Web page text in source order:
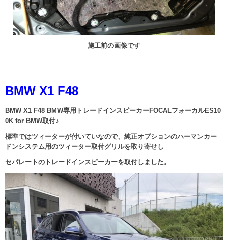
施工前の画像です
BMW X1 F48
BMW X1 F48 BMW専用トレードインスピーカーFOCALフォーカルES10
0K for BMW取付♪
標準ではツィーターが付いていなので、純正オプションのハーマンカー
ドンシステム用のツィーター取付グリルを取り寄せし
セパレートのトレードインスピーカーを取付しました。